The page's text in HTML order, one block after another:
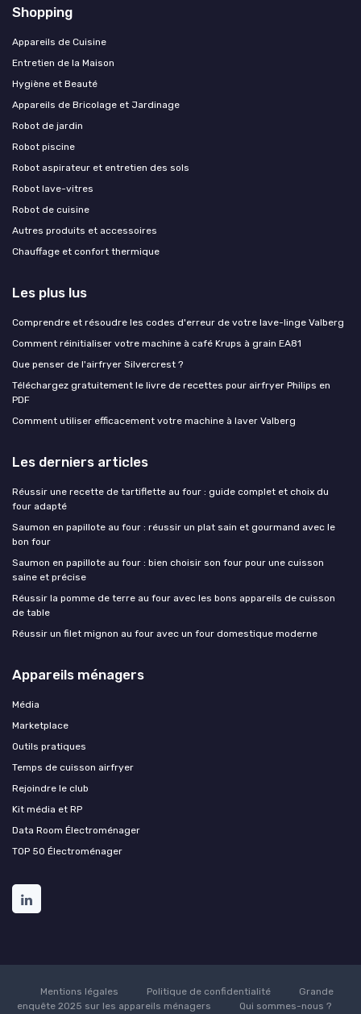
Shopping
Appareils de Cuisine
Entretien de la Maison
Hygiène et Beauté
Appareils de Bricolage et Jardinage
Robot de jardin
Robot piscine
Robot aspirateur et entretien des sols
Robot lave-vitres
Robot de cuisine
Autres produits et accessoires
Chauffage et confort thermique
Les plus lus
Comprendre et résoudre les codes d'erreur de votre lave-linge Valberg
Comment réinitialiser votre machine à café Krups à grain EA81
Que penser de l'airfryer Silvercrest ?
Téléchargez gratuitement le livre de recettes pour airfryer Philips en
PDF
Comment utiliser efficacement votre machine à laver Valberg
Les derniers articles
Réussir une recette de tartiflette au four : guide complet et choix du
four adapté
Saumon en papillote au four : réussir un plat sain et gourmand avec le
bon four
Saumon en papillote au four : bien choisir son four pour une cuisson
saine et précise
Réussir la pomme de terre au four avec les bons appareils de cuisson
de table
Réussir un filet mignon au four avec un four domestique moderne
Appareils ménagers
Média
Marketplace
Outils pratiques
Temps de cuisson airfryer
Rejoindre le club
Kit média et RP
Data Room Électroménager
TOP 50 Électroménager
Mentions légales Politique de confidentialité
Grande
enquête 2025 sur les appareils ménagers
Qui sommes-nous ?